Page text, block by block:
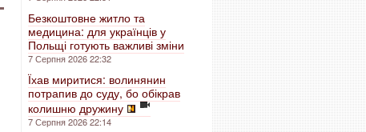
Безкоштовне житло та
медицина: для українців у
Польщі готують важливі зміни
7 Серпня 2026 22:32
Їхав миритися: волинянин
потрапив до суду, бо обікрав
колишню дружину
7 Серпня 2026 22:14